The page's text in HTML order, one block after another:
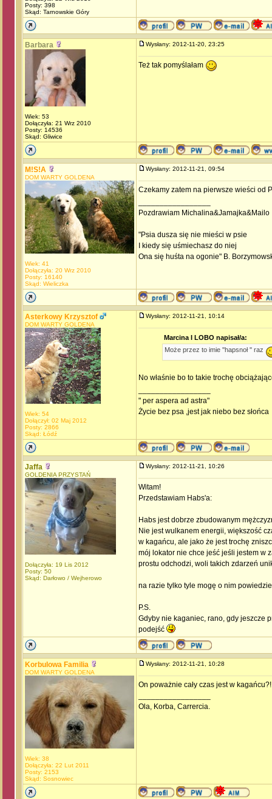
Posty: 398
Skąd: Tarnowskie Góry
Barbara
Wiek: 53
Dołączyła: 21 Wrz 2010
Posty: 14536
Skąd: Gliwice
Wysłany: 2012-11-20, 23:25
Też tak pomyślałam
M!S!A
DOM WARTY GOLDENA
Wiek: 41
Dołączyła: 20 Wrz 2010
Posty: 16140
Skąd: Wieliczka
Wysłany: 2012-11-21, 09:54
Czekamy zatem na pierwsze wieści od
Pozdrawiam Michalina&Jamajka&Mailo
"Psia dusza się nie mieści w psie
I kiedy się uśmiechasz do niej
Ona się huśta na ogonie" B.
Asterkowy Krzysztof
DOM WARTY GOLDENA
Wiek: 54
Dołączył: 02 Maj 2012
Posty: 2866
Skąd: Łódź
Wysłany: 2012-11-21, 10:14
Marcina I LOBO napisał/a:
Może przez to imie ''hapsnoł '' raz
No właśnie bo to takie trochę
" per aspera ad astra"
Życie bez psa ,jest jak niebo bez słońca
Jaffa
GOLDENIA PRZYSTAŃ
Dołączyła: 19 Lis 2012
Posty: 50
Skąd: Darłowo / Wejherowo
Wysłany: 2012-11-21, 10:26
Witam!
Przedstawiam Habs'a:
Habs jest dobrze zbudowanym
Nie jest wulkanem energii, większość
w kagańcu, ale jako że jest trochę
mój lokator nie chce jeść jeśli jestem w
prostu odchodzi, woli takich zdarzeń
na razie tylko tyle mogę o nim
P.S.
Gdyby nie kaganiec, rano, gdy jeszcze
podejść
Korbulowa Familia
DOM WARTY GOLDENA
Wiek: 38
Dołączyła: 22 Lut 2011
Posty: 2153
Skąd: Sosnowiec
Wysłany: 2012-11-21, 10:28
On poważnie cały czas jest w kagańcu?!
Ola, Korba, Carrercia.